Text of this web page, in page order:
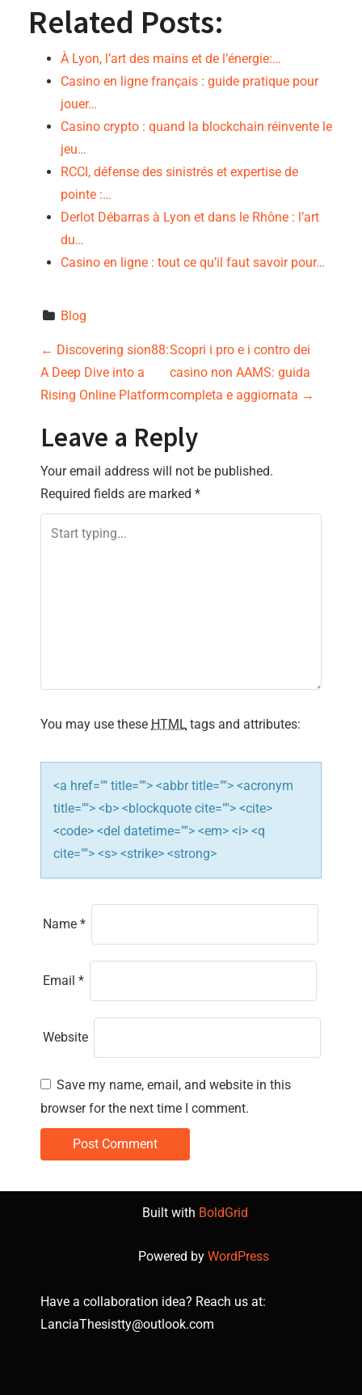
Related Posts:
À Lyon, l’art des mains et de l’énergie:…
Casino en ligne français : guide pratique pour
jouer…
Casino crypto : quand la blockchain réinvente le
jeu…
RCCI, défense des sinistrés et expertise de
pointe :…
Derlot Débarras à Lyon et dans le Rhône : l’art
du…
Casino en ligne : tout ce qu’il faut savoir pour…
Blog
P
o
s
t
n
a
t
o
n
← Discovering sion88:
A Deep Dive into a
Rising Online Platform
Scopri i pro e i contro dei
casino non AAMS: guida
completa e aggiornata →
Leave a Reply
Your email address will not be published.
Required fields are marked *
You may use these HTML tags and attributes:
<a href="" title=""> <abbr title=""> <acronym
title=""> <b> <blockquote cite=""> <cite>
<code> <del datetime=""> <em> <i> <q
cite=""> <s> <strike> <strong>
Name *
Email *
Website
Save my name, email, and website in this
browser for the next time I comment.
Built with BoldGrid
Powered by WordPress
Have a collaboration idea? Reach us at:
LanciaThesistty@outlook.com